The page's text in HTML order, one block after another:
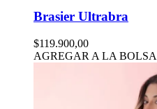
Brasier Ultrabra
$119.900,00
AGREGAR A LA BOLSA